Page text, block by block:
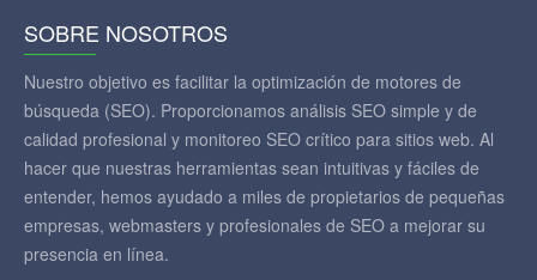
SOBRE NOSOTROS
Nuestro objetivo es facilitar la optimización de motores de
búsqueda (SEO). Proporcionamos análisis SEO simple y de
calidad profesional y monitoreo SEO crítico para sitios web. Al
hacer que nuestras herramientas sean intuitivas y fáciles de
entender, hemos ayudado a miles de propietarios de pequeñas
empresas, webmasters y profesionales de SEO a mejorar su
presencia en línea.